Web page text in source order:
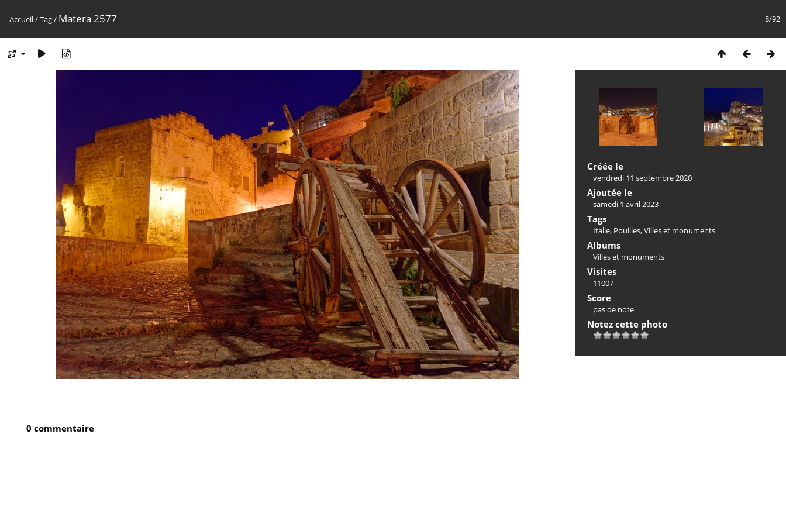
8/92
Accueil/Tag/ Matera 2577
Créée le
vendredi 11 septembre 2020
Ajoutée le
samedi 1 avril 2023
Tags
Italie, Pouilles,Villes et monuments
Albums
Villes et monuments
Visites
11007
Score
pas de note
Notez cette photo
0 commentaire